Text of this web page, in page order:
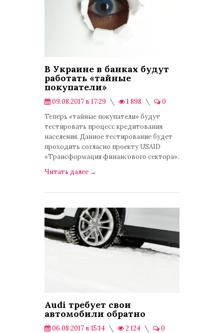
В Украине в банках будут
работать «тайные
покупатели»
09.08.2017 в 17:29 1 898
0
Теперь «тайные покупатели» будут
тестировать процесс кредитования
населения. Данное тестирование будет
проходить согласно проекту USAID
«Трансформация финансового сектора».
Читать далее →
Audi требует свои
автомобили обратно
06.08.2017 в 15:14 2 124
0